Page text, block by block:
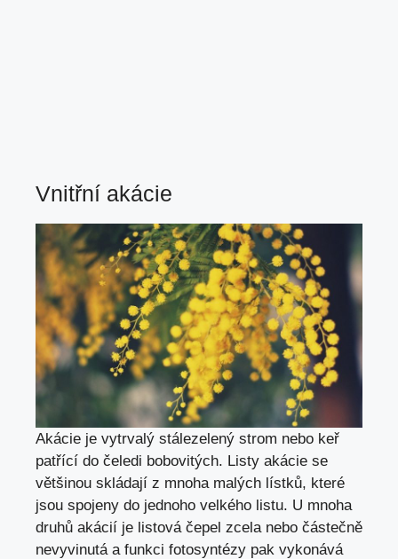
Vnitřní akácie
Akácie je vytrvalý stálezelený strom nebo keř
patřící do čeledi bobovitých. Listy akácie se
většinou skládají z mnoha malých lístků, které
jsou spojeny do jednoho velkého listu. U mnoha
druhů akácií je listová čepel zcela nebo částečně
nevyvinutá a funkci fotosyntézy pak vykonává